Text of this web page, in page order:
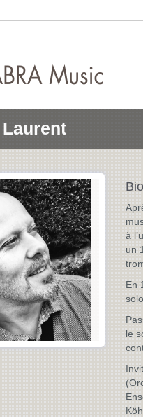
Laurent
Bio
à
un
En
le